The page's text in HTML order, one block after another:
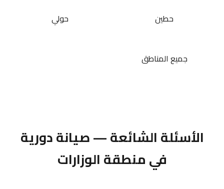
حطين حولي
جميع المناطق
الأسئلة الشائعة — صيانة دورية
في منطقة الوزارات